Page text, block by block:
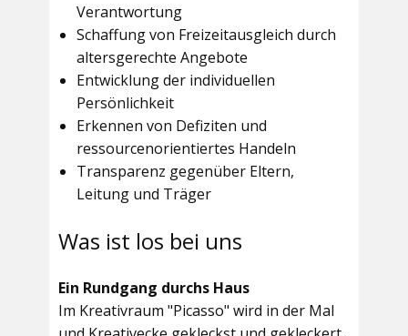
Verantwortung
Schaffung von Freizeitausgleich durch
altersgerechte Angebote
Entwicklung der individuellen
Persönlichkeit
Erkennen von Defiziten und
ressourcenorientiertes Handeln
Transparenz gegenüber Eltern,
Leitung und Träger
Was ist los bei uns
Ein Rundgang durchs Haus
Im Kreativraum "Picasso" wird in der Mal